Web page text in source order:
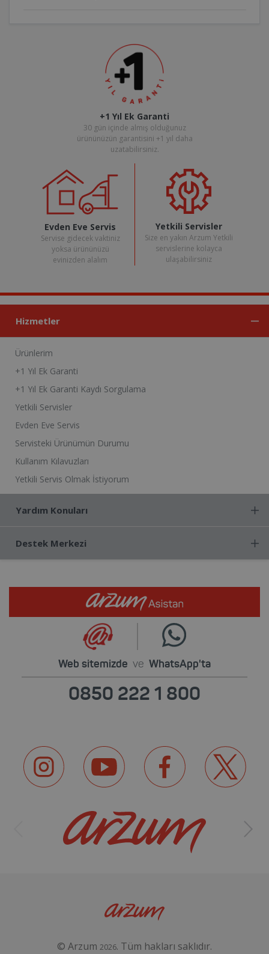
+1 Yıl Ek Garanti
30 gün içinde almış olduğunuz
ürününüzün garantisini +1 yıl daha
uzatabilirsiniz.
Evden Eve Servis
Servise gidecek vaktiniz
yoksa ürününüzü
evinizden alalım
Yetkili Servisler
Size en yakın Arzum Yetkili
servislerine kolayca
ulaşabilirsiniz
Hizmetler
Ürünlerim
+1 Yıl Ek Garanti
+1 Yıl Ek Garanti Kaydı Sorgulama
Yetkili Servisler
Evden Eve Servis
Servisteki Ürünümün Durumu
Kullanım Kılavuzları
Yetkili Servis Olmak İstiyorum
Yardım Konuları
Destek Merkezi
Web sitemizde ve WhatsApp'ta
0850 222 1 800
© Arzum 2026. Tüm hakları saklıdır.